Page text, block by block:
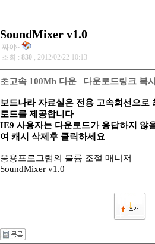
SoundMixer v1.0
짜야~
조회 : 830 , 2012/02/22 10:13
초고속 100Mb 다운 | 다운로드링크 복
보드나라 자료실은 전용 고속회선으로
로드를 제공합니다
IE9 사용자는 다운로드가 응답하지 않
여 캐시 삭제후 클릭하세요
응용프로그램의 볼륨 조절 매니저
SoundMixer v1.0
1